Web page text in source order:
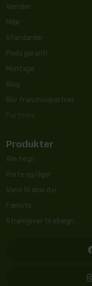
Værdier
Miljø
Standarder
Poda garanti
Montage
Blog
Bliv franchisepartner
Partnere
Produkter
Alle hegn
Porte og låger
Vand til dine dyr
Færiste
Strømgiver til elhegn